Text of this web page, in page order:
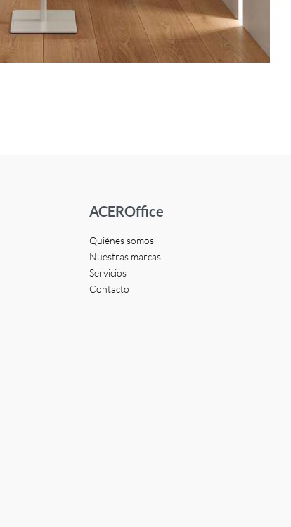
ACEROffice
Quiénes somos
Nuestras marcas
Servicios
Contacto